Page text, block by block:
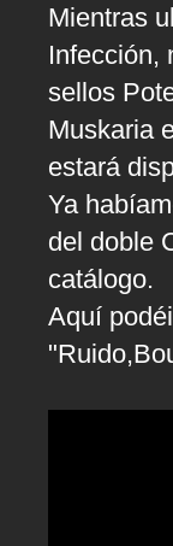
Mientras
Infección,
sellos
Muskaria
estará
Ya
del doble
catálogo.
Aquí